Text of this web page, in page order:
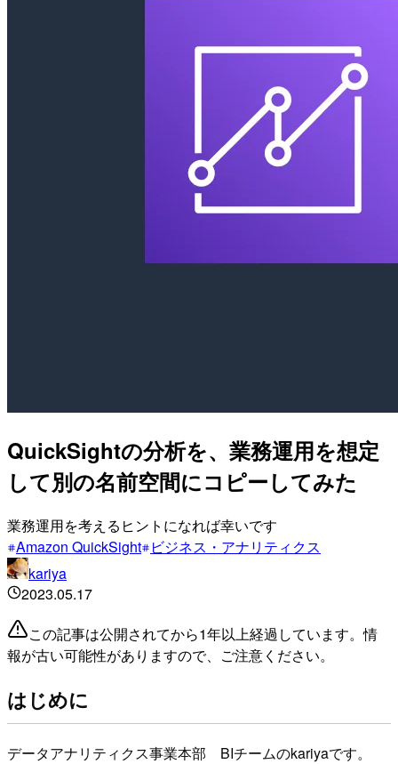
QuickSightの分析を、業務運用を想定
して別の名前空間にコピーしてみた
業務運用を考えるヒントになれば幸いです
Amazon QuickSight ビジネス・アナリティクス
kariya
2023.05.17
この記事は公開されてから1年以上経過しています。情
報が古い可能性がありますので、ご注意ください。
はじめに
データアナリティクス事業本部 BIチームのkariyaです。